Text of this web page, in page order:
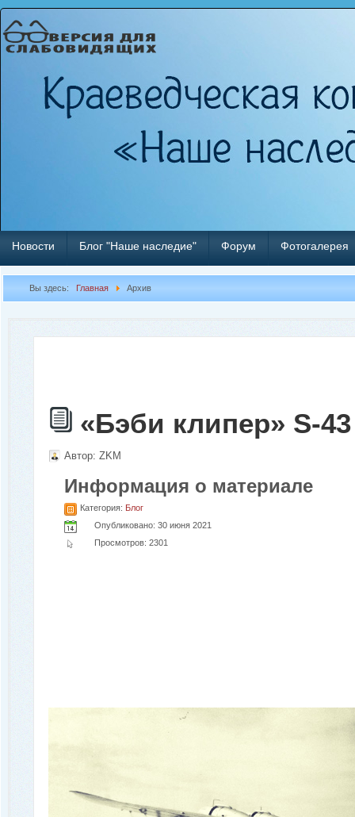
Новости Блог "Наше наследие" Форум Фотогалерея
Вы здесь: Главная Архив
«Бэби клипер» S-
Автор: ZKM
Информация о материале
Категория: Блог
Опубликовано: 30 июня 2021
Просмотров: 2301